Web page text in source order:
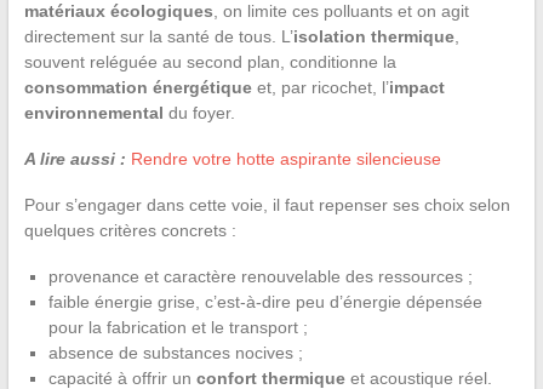
matériaux écologiques , on limite ces polluants et on agit
directement sur la santé de tous. L’isolation thermique,
souvent reléguée au second plan, conditionne la
consommation énergétiqueet, par ricochet, l’impact
environnemental du foyer.
A lire aussi : Rendre votre hotte aspirante silencieuse
Pour s’engager dans cette voie, il faut repenser ses choix selon
quelques critères concrets :
provenance et caractère renouvelable des ressources ;
faible énergie grise, c’est-à-dire peu d’énergie dépensée
pour la fabrication et le transport ;
absence de substances nocives ;
capacité à offrir un confort thermiqueet acoustique réel.